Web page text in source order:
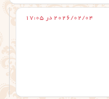
2026/02/04 در 17:05